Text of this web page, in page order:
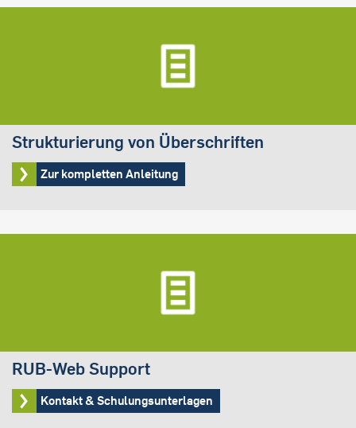
Strukturierung von Überschriften
Zur kompletten Anleitung
RUB-Web Support
Kontakt & Schulungsunterlagen